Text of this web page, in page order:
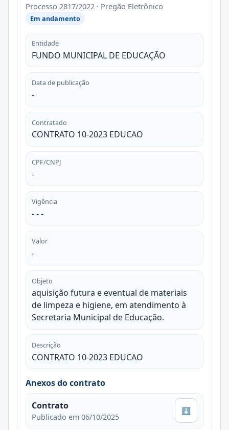
Processo 2817/2022 · Pregão Eletrônico
Em andamento
Entidade
FUNDO MUNICIPAL DE EDUCAÇÃO
Data de publicação
-
Contratado
CONTRATO 10-2023 EDUCAO
CPF/CNPJ
-
Vigência
- - -
Valor
-
Objeto
aquisição futura e eventual de materiais
de limpeza e higiene, em atendimento à
Secretaria Municipal de Educação.
Descrição
CONTRATO 10-2023 EDUCAO
Anexos do contrato
Contrato
Publicado em 06/10/2025
⬇